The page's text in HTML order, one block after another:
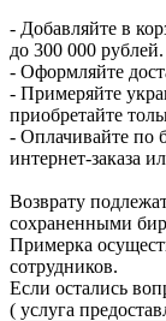
- Добавляйте в
до 300 000 рублей.
- Оформляйте
- Примеряйте
приобретайте
- Оплачивайте по
интернет-заказа
Возврату
сохраненными
Примерка
сотрудников.
Если остались
( услуга